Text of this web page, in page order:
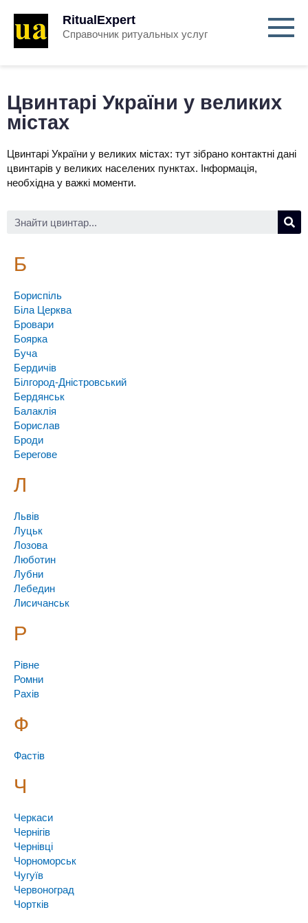
RitualExpert
Справочник ритуальных услуг
Цвинтарі України у великих
містах
Цвинтарі України у великих містах: тут зібрано контактні дані
цвинтарів у великих населених пунктах. Інформація,
необхідна у важкі моменти.
Б
Бориспіль
Біла Церква
Бровари
Боярка
Буча
Бердичів
Білгород-Дністровський
Бердянськ
Балаклія
Борислав
Броди
Берегове
Л
Львів
Луцьк
Лозова
Люботин
Лубни
Лебедин
Лисичанськ
Р
Рівне
Ромни
Рахів
Ф
Фастів
Ч
Черкаси
Чернігів
Чернівці
Чорноморськ
Чугуїв
Червоноград
Чортків